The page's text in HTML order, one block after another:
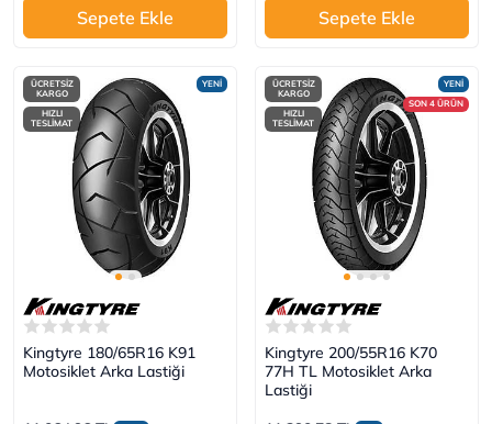
Sepete Ekle Sepete Ekle
YENİ
ÜCRETSİZ
KARGO
HIZLI
TESLİMAT
Kingtyre 180/65R16 K91
Motosiklet Arka Lastiği
YENİ
SON 4 ÜRÜN
ÜCRETSİZ
KARGO
HIZLI
TESLİMAT
Kingtyre 200/55R16 K70
77H TL Motosiklet Arka
Lastiği